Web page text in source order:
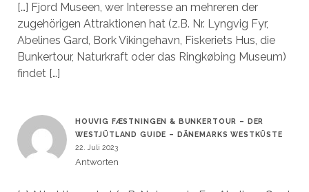
[…] Fjord Museen, wer Interesse an mehreren der
zugehörigen Attraktionen hat (z.B. Nr. Lyngvig Fyr,
Abelines Gard, Bork Vikingehavn, Fiskeriets Hus, die
Bunkertour, Naturkraft oder das Ringkøbing Museum)
findet […]
HOUVIG FÆSTNINGEN & BUNKERTOUR – DER
WESTJÜTLAND GUIDE – DÄNEMARKS WESTKÜSTE
22. Juli 2023
Antworten